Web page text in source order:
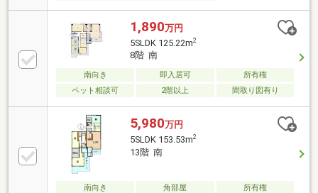
1,890万円
5SLDK 125.22m2
8階 南
南向き 即入居可
所有権
ペット相談可
2階以上 間取り図有り
5,980万円
5SLDK 153.53m2
13階 南
南向き 角部屋
所有権